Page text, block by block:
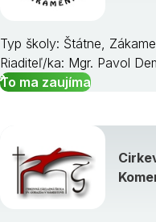
Typ školy: Štátne,
Riaditeľ/ka: Mgr. Pavol
To ma zaujíma